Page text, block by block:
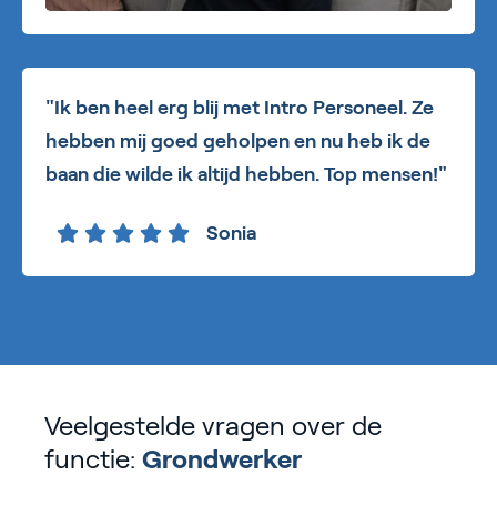
"Ik ben heel erg blij met Intro Personeel. Ze
hebben mij goed geholpen en nu heb ik de
baan die wilde ik altijd hebben. Top mensen!"
Sonia
Veelgestelde vragen over de
functie: Grondwerker